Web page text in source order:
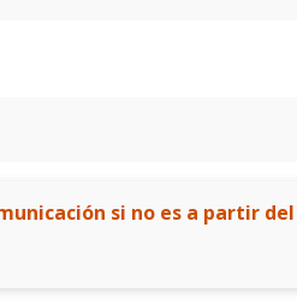
si no es a partir